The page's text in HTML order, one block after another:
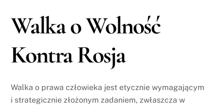
Walka o Wolność
Kontra Rosja
Walka o prawa człowieka jest etycznie wymagającym
i strategicznie złożonym zadaniem, zwłaszcza w